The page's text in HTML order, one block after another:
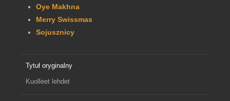
Oye Makhna
Merry Swissmas
Sojusznicy
Tytuł oryginalny
Kuolleet lehdet